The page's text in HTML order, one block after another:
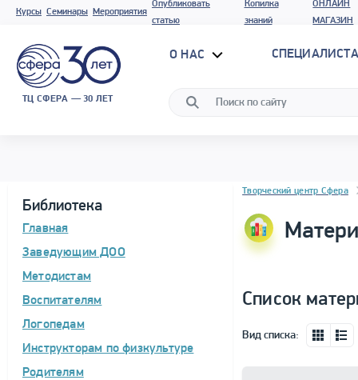
Курсы Семинары Мероприятия
Опубликовать
статью
Копилка
знаний
ОНЛАЙН
МАГАЗИН
ТЦ СФЕРА — 30 ЛЕТ
О НАС
Библиотека
Главная
Заведующим ДОО
Методистам
Воспитателям
Логопедам
Инструкторам по физкультуре
Родителям
Блок новостей
Творческий центр Сфера
Список
Вид списка: